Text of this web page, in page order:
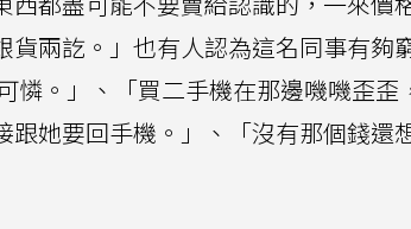
兩訖。」也有人認為這名同事有夠
憐。」、「買二手機在那邊嘰嘰歪歪
她要回手機。」、「沒有那個錢還